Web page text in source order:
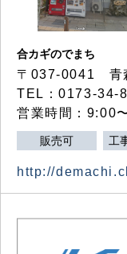
合カギのでまち
〒037-0041 青
TEL：0173-34-
営業時間：9:00
販売可 工
http://